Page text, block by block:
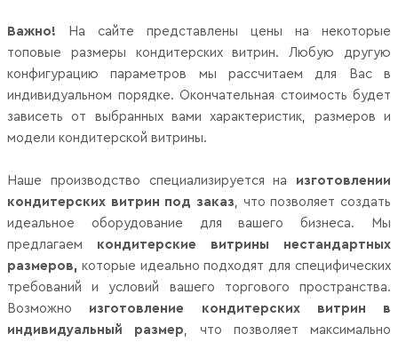
Важно!
На сайте представлены цены на некоторые
топовые размеры кондитерских витрин. Любую другую
конфигурацию параметров мы рассчитаем для Вас в
индивидуальном порядке. Окончательная стоимость будет
зависеть от выбранных вами характеристик, размеров и
модели кондитерской витрины.
Наше производство специализируется на изготовлении
кондитерских витрин под заказ , что позволяет создать
идеальное оборудование для вашего бизнеса. Мы
предлагаем кондитерские витрины нестандартных
размеров, которые идеально подходят для специфических
требований и условий вашего торгового пространства.
Возможно изготовление кондитерских витрин в
индивидуальный размер , что позволяет максимально